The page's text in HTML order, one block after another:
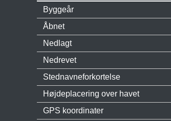
Byggeår
Åbnet
Nedlagt
Nedrevet
Stednavneforkortelse
Højdeplacering over havet
GPS koordinater